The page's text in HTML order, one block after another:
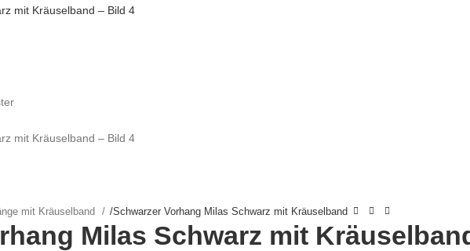
mit Kräuselband /Schwarzer Vorhang Milas Schwarz mit Kräuselband
Milas Schwarz mit